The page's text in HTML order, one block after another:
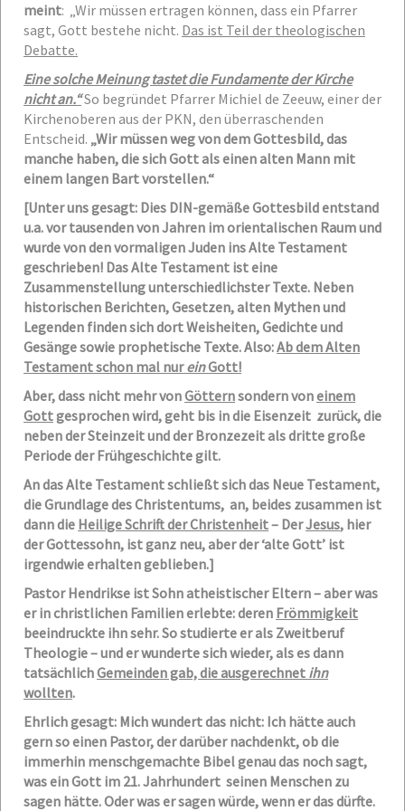
meint: „Wir müssen ertragen können, dass ein Pfarrer
sagt, Gott bestehe nicht. Das ist Teil der theologischen
Debatte.
Eine solche Meinung tastet die Fundamente der Kirche
nicht an.“So begründet Pfarrer Michiel de Zeeuw, einer der
Kirchenoberen aus der PKN, den überraschenden
Entscheid. „Wir müssen weg von dem Gottesbild, das
manche haben, die sich Gott als einen alten Mann mit
einem langen Bart vorstellen.“
[Unter uns gesagt: Dies DIN-gemäße Gottesbild entstand
u.a. vor tausenden von Jahren im orientalischen Raum und
wurde von den vormaligen Juden ins Alte Testament
geschrieben! Das Alte Testament ist eine
Zusammenstellung unterschiedlichster Texte. Neben
historischen Berichten, Gesetzen, alten Mythen und
Legenden finden sich dort Weisheiten, Gedichte und
Gesänge sowie prophetische Texte. Also:Ab dem Alten
Testament schon mal nureinGott!
Aber, dass nicht mehr vonGötternsondern voneinem
Gottgesprochen wird, geht bis in die Eisenzeit zurück, die
neben der Steinzeit und der Bronzezeit als dritte große
Periode der Frühgeschichte gilt.
An das Alte Testament schließt sich das Neue Testament,
die Grundlage des Christentums, an, beides zusammen ist
dann die Heilige Schrift der Christenheit– DerJesus, hier
der Gottessohn, ist ganz neu, aber der ‘alte Gott’ ist
irgendwie erhalten geblieben.]
Pastor Hendrikse ist Sohn atheistischer Eltern – aber was
er in christlichen Familien erlebte: deren Frömmigkeit
beeindruckte ihn sehr. So studierte er als Zweitberuf
Theologie – und er wunderte sich wieder, als es dann
tatsächlichGemeinden gab, die ausgerechnet ihn
wollten.
Ehrlich gesagt: Mich wundert das nicht: Ich hätte auch
gern so einen Pastor, der darüber nachdenkt, ob die
immerhin menschgemachte Bibel genau das noch sagt,
was ein Gott im 21. Jahrhundert seinen Menschen zu
sagen hätte. Oder was er sagen würde, wenn er das dürfte.